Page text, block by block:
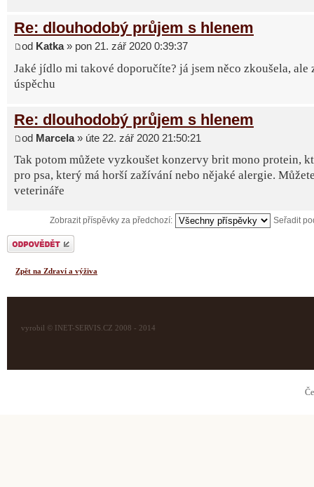
Re: dlouhodobý průjem s hlenem
od Katka» pon 21. zář 2020 0:39:37
Jaké jídlo mi takové doporučíte? já jsem něco zkoušela, ale
úspěchu
Re: dlouhodobý průjem s hlenem
od Marcela» úte 22. zář 2020 21:50:21
Tak potom můžete vyzkoušet konzervy brit mono protein,
pro psa, který má horší zažívání nebo nějaké alergie.
veterináře
Zobrazit příspěvky za předchozí: Seřadit
Odeslat odpověď
Zpět na Zdraví a výživa
vyrobil © INET-SERVIS.CZ 2008 - 2014